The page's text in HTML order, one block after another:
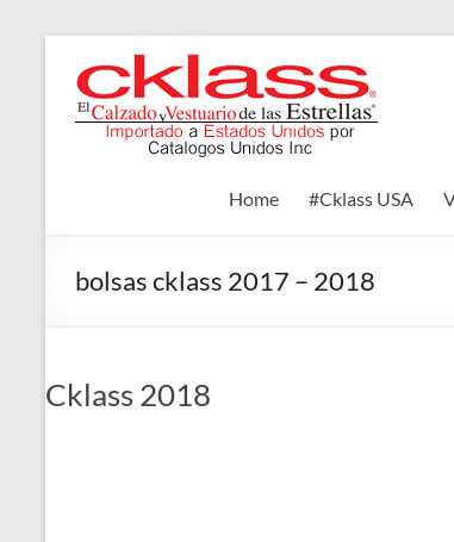
content
Cklass
El
las
Home #Cklass USA
bolsas cklass 2017 – 2018
Cklass 2018